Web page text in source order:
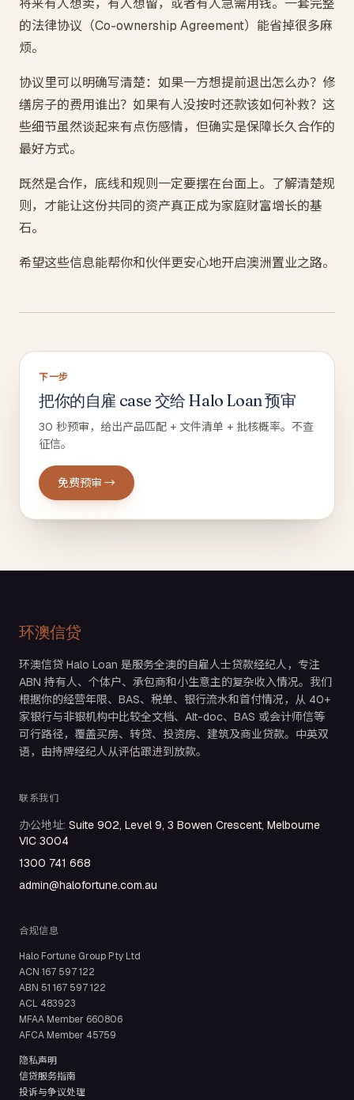
将来有人想卖，有人想留，或者有人急需用钱。一套完整
的法律协议（Co-ownership Agreement）能省掉很多麻
烦。
协议里可以明确写清楚：如果一方想提前退出怎么办？修
缮房子的费用谁出？如果有人没按时还款该如何补救？这
些细节虽然谈起来有点伤感情，但确实是保障长久合作的
最好方式。
既然是合作，底线和规则一定要摆在台面上。了解清楚规
则，才能让这份共同的资产真正成为家庭财富增长的基
石。
希望这些信息能帮你和伙伴更安心地开启澳洲置业之路。
下一步
把你的自雇 case 交给 Halo Loan 预审
30 秒预审，给出产品匹配 + 文件清单 + 批核概率。不查
征信。
免费预审 →
环澳信贷
环澳信贷 Halo Loan 是服务全澳的自雇人士贷款经纪人，专注
ABN 持有人、个体户、承包商和小生意主的复杂收入情况。我们
根据你的经营年限、BAS、税单、银行流水和首付情况，从 40+
家银行与非银机构中比较全文档、Alt-doc、BAS 或会计师信等
可行路径，覆盖买房、转贷、投资房、建筑及商业贷款。中英双
语，由持牌经纪人从评估跟进到放款。
联系我们
办公地址: Suite 902, Level 9, 3 Bowen Crescent, Melbourne
VIC 3004
1300 741 668
admin@halofortune.com.au
合规信息
Halo Fortune Group Pty Ltd
ACN 167 597 122
ABN 51 167 597 122
ACL 483923
MFAA Member 660806
AFCA Member 45759
隐私声明
信贷服务指南
投诉与争议处理